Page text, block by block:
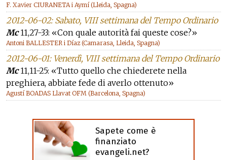
F. Xavier CIURANETA i Aymí (Lleida, Spagna)
2012-06-02: Sabato, VIII settimana del Tempo Ordinario
Mc11,27-33: «Con quale autorità fai queste cose?»
Antoni BALLESTER i Díaz (Camarasa, Lleida, Spagna)
2012-06-01: Venerdì, VIII settimana del Tempo Ordinario
Mc11,11-25: «Tutto quello che chiederete nella
preghiera, abbiate fede di averlo ottenuto»
Agustí BOADAS Llavat OFM (Barcelona, Spagna)
Sapete come è
finanziato
evangeli.net?